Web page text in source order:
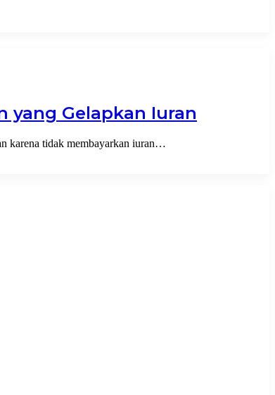
yang Gelapkan Iuran
karena tidak membayarkan iuran…